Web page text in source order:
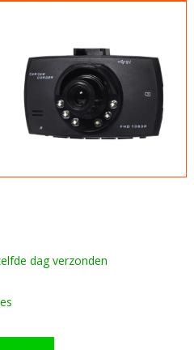
dag verzonden